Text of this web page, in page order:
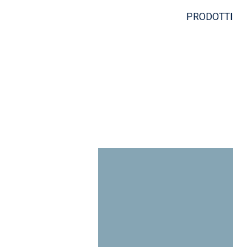
PRODOTTI